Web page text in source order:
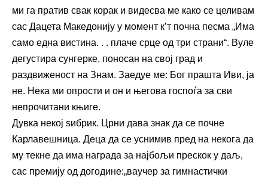
ми га пратив свак корак и видесва ме како се целивам
сас Дацета Македонију у момент к’т почна песма „Има
само една вистина. . . плаче срце од три страни“. Вуле
дегустира сунгерке, поносан на свој град и
раздвиженост на Знам. Заедуе ме: Бог прашта Иви, ја
не. Нека ми опрости и он и његова госпоѓа за сви
непрочитани књиге.
Дувка некој ѕибрик. Црни дава знак да се почне
Карлавешница. Деца да се уснимив пред на некога да
му текне да има награда за најбољи прескок у даљ,
сас премију од догодине:„ваучер за гимнастички